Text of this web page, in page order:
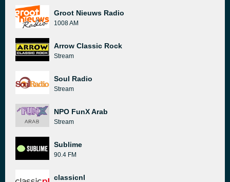
Groot Nieuws Radio
1008 AM
Arrow Classic Rock
Stream
Soul Radio
Stream
NPO FunX Arab
Stream
Sublime
90.4 FM
classicnl